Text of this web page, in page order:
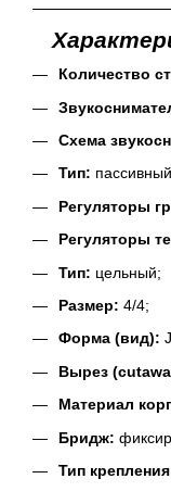
Количество
Схема
Тип:
Регуляторы
Регуляторы
Тип: цельный;
Размер: 4/4;
Форма (вид):
Вырез
Материал
Бридж:
Тип